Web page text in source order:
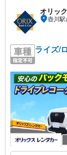
オリッ
壺川
ライズ/